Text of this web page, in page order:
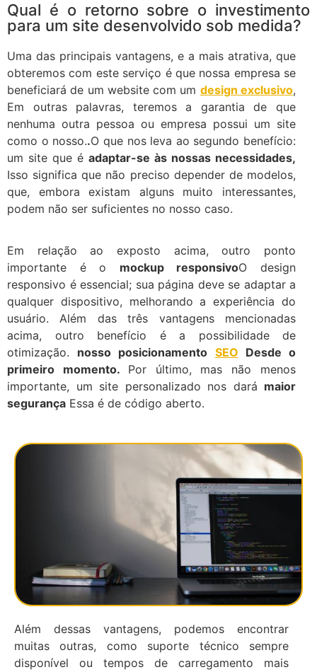
Qual é o retorno sobre o investimento
para um site desenvolvido sob medida?
Uma das principais vantagens, e a mais atrativa, que
obteremos com este serviço é que nossa empresa se
beneficiará de um website com um design exclusivo,
Em outras palavras, teremos a garantia de que
nenhuma outra pessoa ou empresa possui um site
como o nosso..O que nos leva ao segundo benefício:
um site que é adaptar-se às nossas necessidades,
Isso significa que não preciso depender de modelos,
que, embora existam alguns muito interessantes,
podem não ser suficientes no nosso caso.
Em relação ao exposto acima, outro ponto
importante é o mockup responsivoO design
responsivo é essencial; sua página deve se adaptar a
qualquer dispositivo, melhorando a experiência do
usuário. Além das três vantagens mencionadas
acima, outro benefício é a possibilidade de
otimização. nosso posicionamento SEO Desde o
primeiro momento. Por último, mas não menos
importante, um site personalizado nos dará maior
segurança Essa é de código aberto.
Além dessas vantagens, podemos encontrar
muitas outras, como suporte técnico sempre
disponível ou tempos de carregamento mais